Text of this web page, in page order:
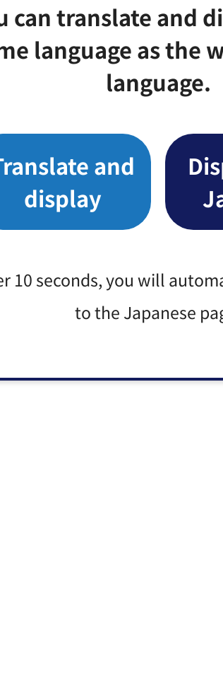
can translate and
language as the
language.
and
display
10 seconds, you will
to the Japanese
簿」～